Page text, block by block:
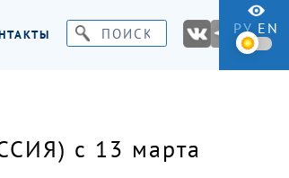
РУ EN
с 13 марта